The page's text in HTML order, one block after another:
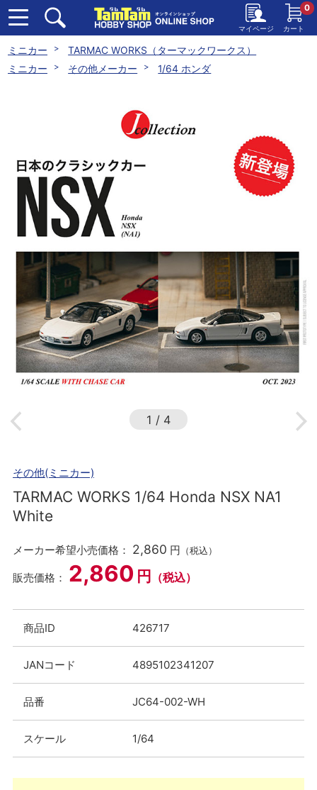
マイページ カート
0
ミニカー
TARMAC WORKS（ターマックワークス）
ミニカー
その他メーカー 1/64 ホンダ
1 / 4
その他(ミニカー)
TARMAC WORKS 1/64 Honda NSX NA1
White
メーカー希望小売価格： 2,860 円 （税込）
販売価格： 2,860 円 （税込）
商品ID 426717
JANコード 4895102341207
品番 JC64-002-WH
スケール 1/64